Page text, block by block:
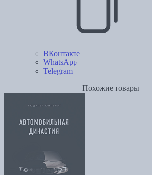
ВКонтакте
WhatsApp
Telegram
Похожие товары